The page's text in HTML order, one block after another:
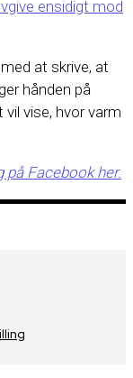
ensidigt mod
at skrive, at
hånden på
vise, hvor varm
Facebook her.